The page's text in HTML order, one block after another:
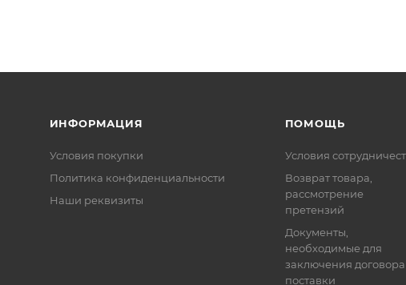
ИНФОРМАЦИЯ
Условия покупки
Политика конфиденциальности
Наши реквизиты
ПОМОЩЬ
Условия
Возврат товара,
рассмотрение
претензий
Документы,
необходимые для
заключения договора
поставки